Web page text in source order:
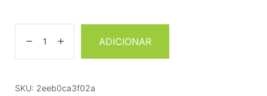
ADICIONAR
SKU: 2eeb0ca3f02a